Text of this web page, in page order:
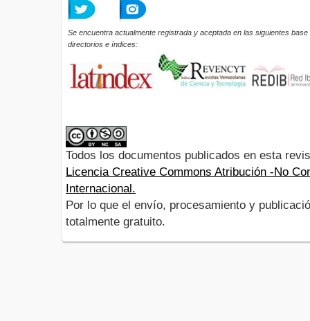
Se encuentra actualmente registrada y aceptada en las siguientes base
directorios e índices:
Todos los documentos publicados en esta
Licencia Creative Commons Atribución -No
Internacional.
Por lo que el envío, procesamiento y
totalmente gratuito.